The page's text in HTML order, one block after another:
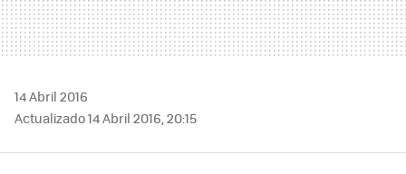
14 Abril 2016
Actualizado 14 Abril 2016, 20:15